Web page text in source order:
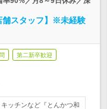
舗スタッフ】※未経験
第二新卒歓迎
ッチンなど『とんかつ和